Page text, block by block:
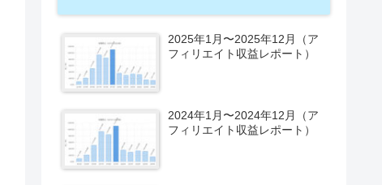
2025年1月〜2025年12月（ア
フィリエイト収益レポート）
2024年1月〜2024年12月（ア
フィリエイト収益レポート）